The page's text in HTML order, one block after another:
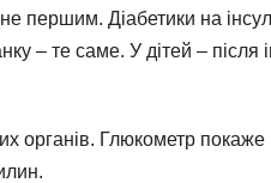
першим. Діабетики на
– те саме. У дітей – після
органів. Глюкометр покаже